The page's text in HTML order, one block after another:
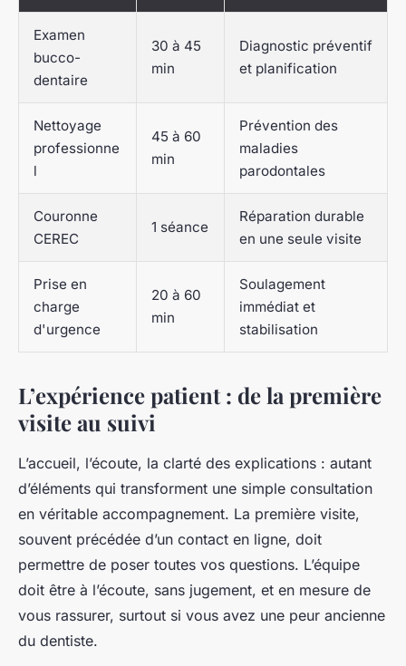
Examen
bucco-
dentaire
30 à 45
min
Diagnostic préventif
et planification
Nettoyage
professionne
l
45 à 60
min
Prévention des
maladies
parodontales
Couronne
CEREC
1 séance
Réparation durable
en une seule visite
Prise en
charge
d'urgence
20 à 60
min
Soulagement
immédiat et
stabilisation
L’expérience patient : de la première
visite au suivi
L’accueil, l’écoute, la clarté des explications : autant
d’éléments qui transforment une simple consultation
en véritable accompagnement. La première visite,
souvent précédée d’un contact en ligne, doit
permettre de poser toutes vos questions. L’équipe
doit être à l’écoute, sans jugement, et en mesure de
vous rassurer, surtout si vous avez une peur ancienne
du dentiste.